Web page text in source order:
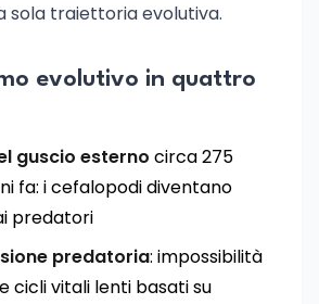
sola traiettoria evolutiva.
evolutivo in quattro
guscio esterno circa 275
fa: i cefalopodi diventano
predatori
predatoria: impossibilità
cicli vitali lenti basati su